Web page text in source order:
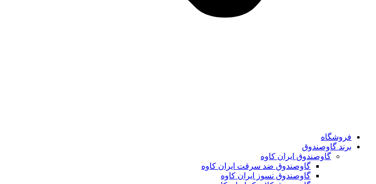
فروشگاه
برند گاوصندوق
گاوصندوق ایران کاوه
گاوصندوق ضد سرقت ایران کاوه
گاوصندوق نسوز ایران کاوه